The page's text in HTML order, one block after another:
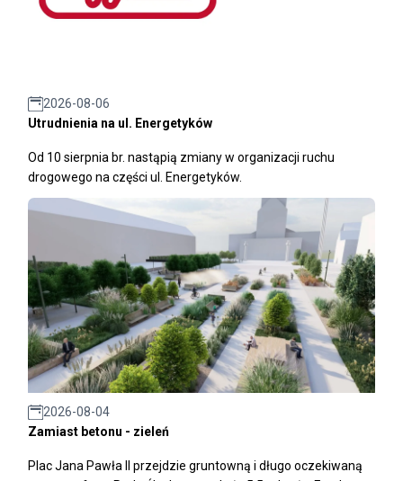
2026-08-06
Utrudnienia na ul. Energetyków
Od 10 sierpnia br. nastąpią zmiany w organizacji ruchu
drogowego na części ul. Energetyków.
2026-08-04
Zamiast betonu - zieleń
Plac Jana Pawła II przejdzie gruntowną i długo oczekiwaną